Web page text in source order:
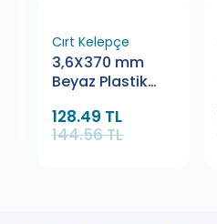
Cırt Kelepçe
3,6X370 mm
Beyaz Plastik
128.49 TL
144.56 TL